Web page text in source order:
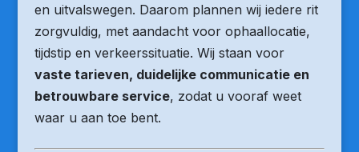
en uitvalswegen. Daarom plannen wij iedere rit
zorgvuldig, met aandacht voor ophaallocatie,
tijdstip en verkeerssituatie. Wij staan voor
vaste tarieven, duidelijke communicatie en
betrouwbare service, zodat u vooraf weet
waar u aan toe bent.